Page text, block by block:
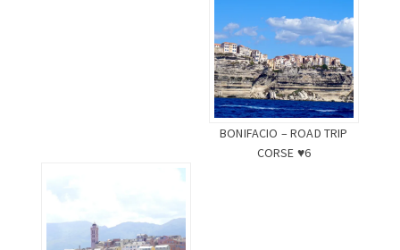
BONIFACIO – ROAD TRIP
CORSE ♥6